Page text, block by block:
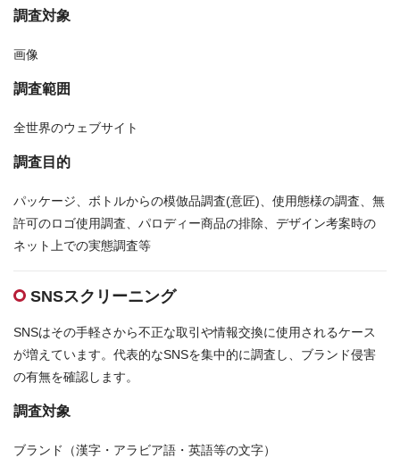
調査対象
画像
調査範囲
全世界のウェブサイト
調査目的
パッケージ、ボトルからの模倣品調査(意匠)、使用態様の調査、無
許可のロゴ使用調査、パロディー商品の排除、デザイン考案時の
ネット上での実態調査等
SNSスクリーニング
SNSはその手軽さから不正な取引や情報交換に使用されるケース
が増えています。代表的なSNSを集中的に調査し、ブランド侵害
の有無を確認します。
調査対象
ブランド（漢字・アラビア語・英語等の文字）